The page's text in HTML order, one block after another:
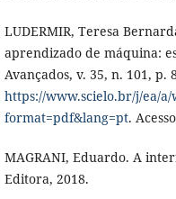
LUDERMIR, Teresa
aprendizado de máquina:
Avançados, v. 35, n. 101, p.
https://www.scielo.br/j/ea/a/
format=pdf&lang=pt.
MAGRANI, Eduardo. A
Editora, 2018.